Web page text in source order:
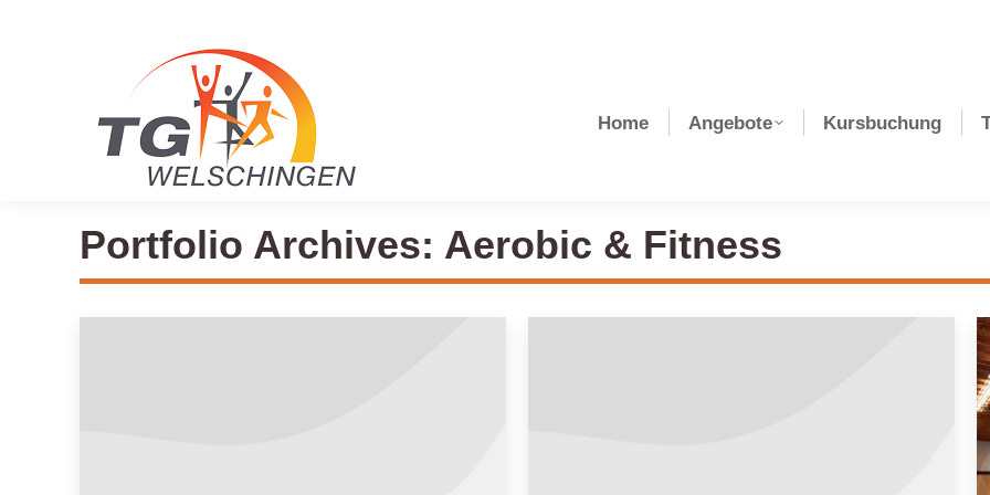
Home Angebote Kursbuchung
Portfolio Archives: Aerobic & Fitness